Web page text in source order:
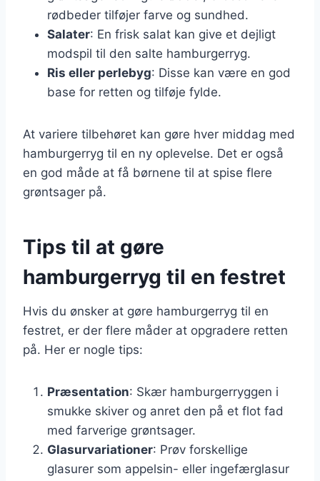
rødbeder tilføjer farve og sundhed.
Salater: En frisk salat kan give et dejligt
modspil til den salte hamburgerryg.
Ris eller perlebyg: Disse kan være en god
base for retten og tilføje fylde.
At variere tilbehøret kan gøre hver middag med
hamburgerryg til en ny oplevelse. Det er også
en god måde at få børnene til at spise flere
grøntsager på.
Tips til at gøre
hamburgerryg til en festret
Hvis du ønsker at gøre hamburgerryg til en
festret, er der flere måder at opgradere retten
på. Her er nogle tips:
Præsentation: Skær hamburgerryggen i
smukke skiver og anret den på et flot fad
med farverige grøntsager.
Glasurvariationer: Prøv forskellige
glasurer som appelsin- eller ingefærglasur